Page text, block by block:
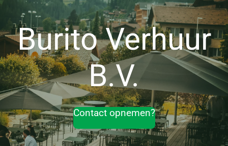
Burito Verhuur
B.V.
Contact opnemen?